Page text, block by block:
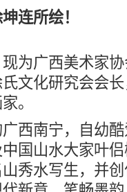
连所绘！
为广西美术家
文化研究会会
。
西南宁，自幼
国山水大家叶
秀水写生，并